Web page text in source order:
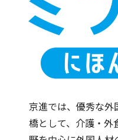
京進では、優秀な
橋として、介護・